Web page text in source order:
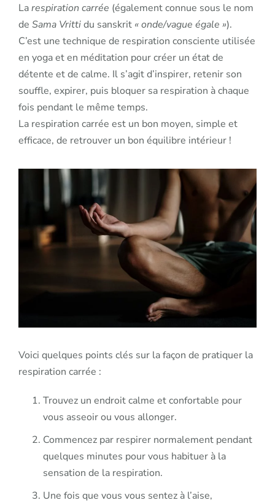
Larespiration carrée (également connue sous le nom
de Sama Vrittidu sanskrit « onde/vague égale »).
C’est une technique de respiration consciente utilisée
en yoga et en méditation pour créer un état de
détente et de calme. Il s’agit d’inspirer, retenir son
souffle, expirer, puis bloquer sa respiration à chaque
fois pendant le même temps.
La respiration carrée est un bon moyen, simple et
efficace, de retrouver un bon équilibre intérieur !
Voici quelques points clés sur la façon de pratiquer la
respiration carrée :
Trouvez un endroit calme et confortable pour
vous asseoir ou vous allonger.
Commencez par respirer normalement pendant
quelques minutes pour vous habituer à la
sensation de la respiration.
Une fois que vous vous sentez à l’aise,